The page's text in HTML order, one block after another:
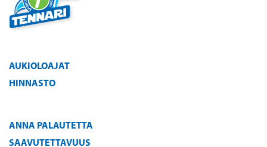
AUKIOLOAJAT
HINNASTO
ANNA PALAUTETTA
SAAVUTETTAVUUS